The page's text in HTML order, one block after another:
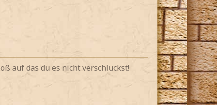
auf das du es nicht verschluckst!